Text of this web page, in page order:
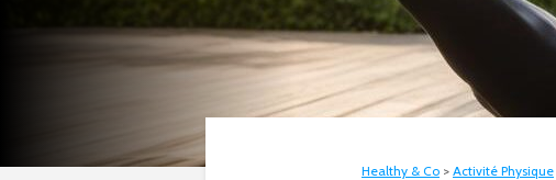
Healthy & Co > Activité Physique